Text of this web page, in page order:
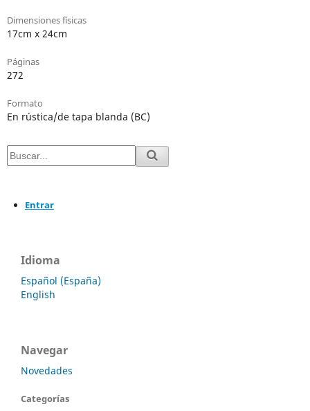
Dimensiones físicas
17cm x 24cm
Páginas
272
Formato
En rústica/de tapa blanda (BC)
Entrar
Idioma
Español (España)
English
Navegar
Novedades
Categorías